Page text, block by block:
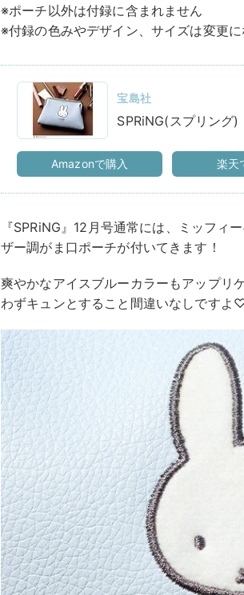
※ポーチ以外は付録に含まれません
※付録の色みやデザイン、サイズは変更
宝島社
SPRiNG(スプリング
Amazonで購入 楽天
『SPRiNG』12月号通常には、ミッフィ
ザー調がま口ポーチが付いてきます！
爽やかなアイスブルーカラーもアップリ
わずキュンとすること間違いなしですよ